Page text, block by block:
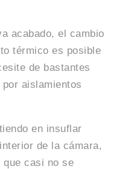
acabado, el cambio
térmico es posible
de bastantes
aislamientos
en insuflar
de la cámara,
que casi no se